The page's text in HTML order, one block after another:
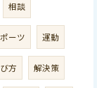
相談
ーツ 運動
方 解決策